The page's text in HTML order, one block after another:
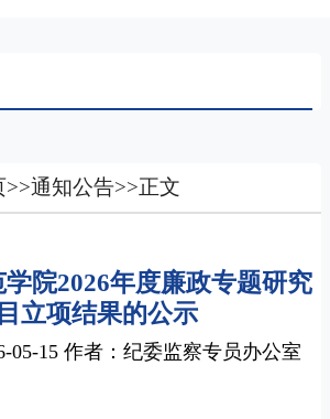
>>通知公告>>正文
院2026年度廉政专题研究
立项结果的公示
05-15 作者：纪委监察专员办公室